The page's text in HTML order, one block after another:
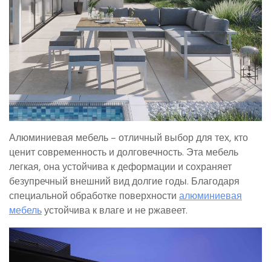
Алюминиевая мебель – отличный выбор для тех, кто
ценит современность и долговечность. Эта мебель
легкая, она устойчива к деформации и сохраняет
безупречный внешний вид долгие годы. Благодаря
специальной обработке поверхностиалюминиевая
мебельустойчива к влаге и не ржавеет.